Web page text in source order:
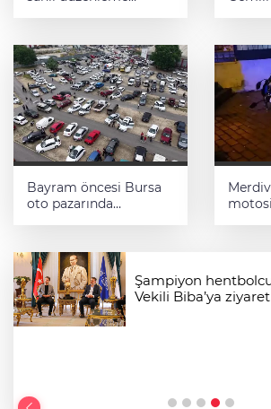
Bayram öncesi Bursa
oto pazarında
Şampiyon
Vekili Biba’ya ziyaret